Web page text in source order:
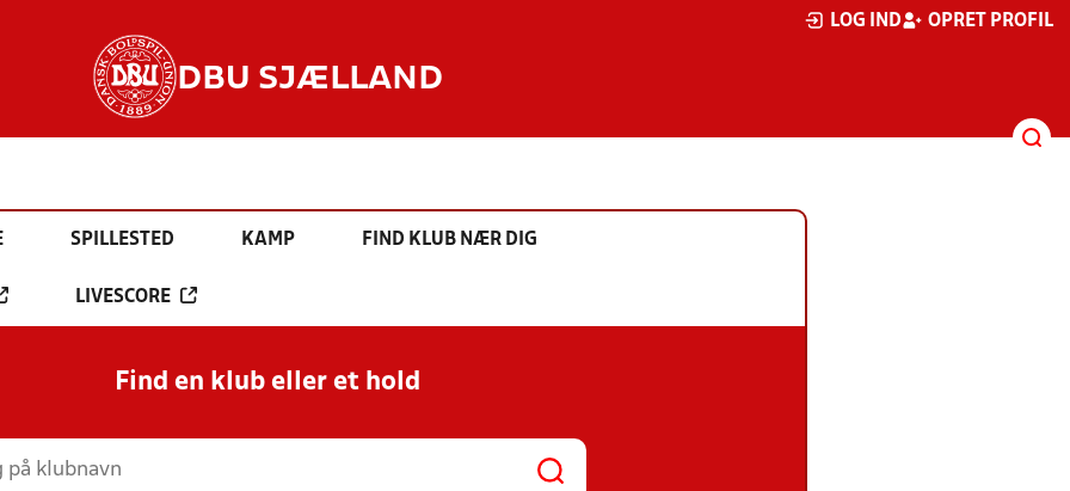
LOG IND OPRET PROFIL
DBU SJÆLLAND
SPILLESTED KAMP FIND KLUB NÆR DIG
LIVESCORE
Find en klub eller et hold